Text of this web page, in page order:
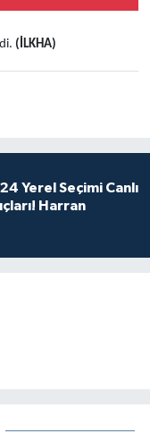
(İLKHA)
Yerel Seçimi Canlı
Harran